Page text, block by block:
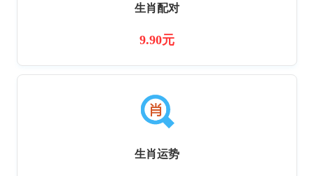
生肖配对
9.90元
生肖运势